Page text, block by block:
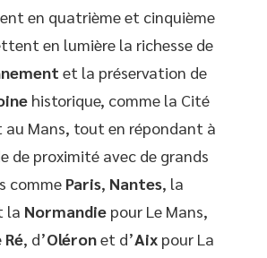
en quatrième et cinquième
en lumière la richesse de
et la préservation de
historique, comme la Cité
Mans, tout en répondant à
de proximité avec de grands
comme Paris, Nantes, la
la Normandie pour Le Mans,
Ré, d’Oléronet d’Aix pour La